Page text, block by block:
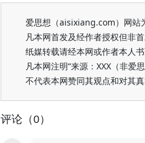
爱思想（aisixiang.com）网站
凡本网首发及经作者授权但非
纸媒转载请经本网或作者本人书
凡本网注明“来源：XXX（非爱
不代表本网赞同其观点和对其
评论（0）